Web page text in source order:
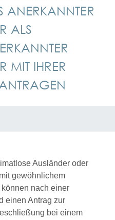
ANERKANNTER
ALS
MIT IHRER
Ausländer oder
gewöhnlichem
nach einer
einen Antrag zur
bei einem